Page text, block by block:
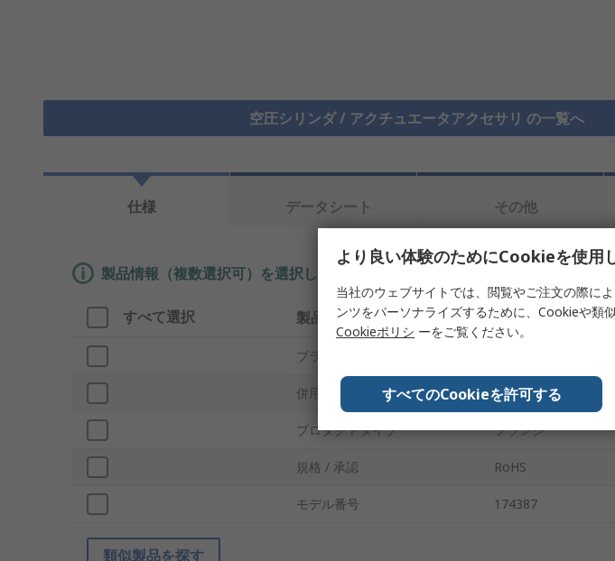
空圧シリンダ / アクチュエータアクセサリ の一覧へ
仕様 データシート その他
製品情報（複数選択可）を選択して、類似製品を検索します。
すべて選択 製品情報 内容
ブランド
併用可能製品 DNCシリーズ標準シ
プロダクトタイプ フランジ
規格 / 承認 RoHS
モデル番号 174387
類似製品を探す
より良い体験のためにCookieを使用
当社のウェブサイトでは、閲覧やご注文の際に
ンツをパーソナライズするために、Cookieや類
Cookieポリシ ーをご覧ください。
すべてのCookieを許可する